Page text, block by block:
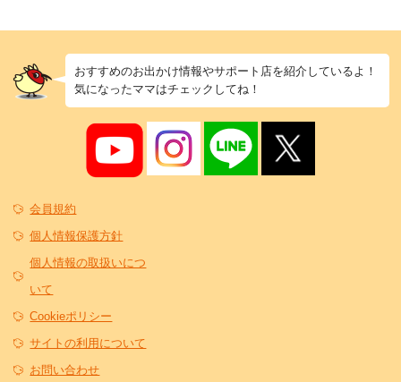
おすすめのお出かけ情報やサポート店を紹介しているよ！
気になったママはチェックしてね！
会員規約
個人情報保護方針
個人情報の取扱いにつ
いて
Cookieポリシー
サイトの利用について
お問い合わせ